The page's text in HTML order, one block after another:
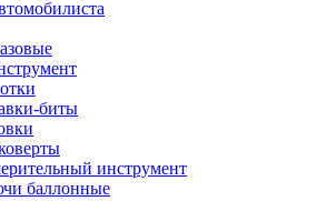
биты
инструмент
баллонные